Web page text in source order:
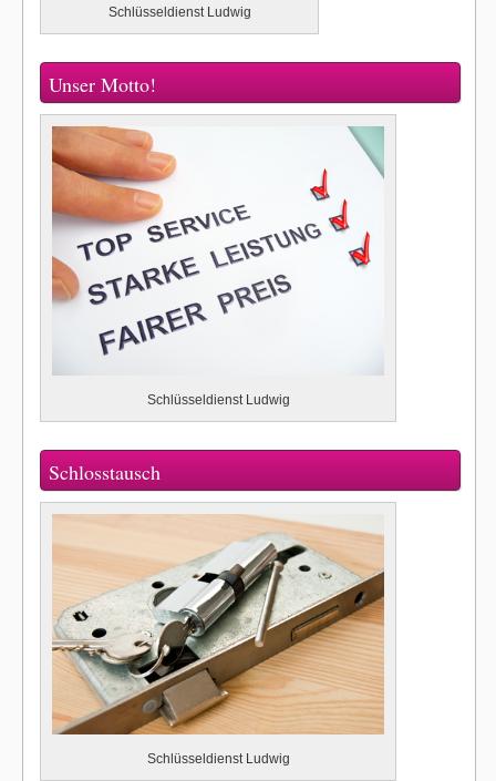
Schlüsseldienst Ludwig
Unser Motto!
Schlüsseldienst Ludwig
Schlosstausch
Schlüsseldienst Ludwig